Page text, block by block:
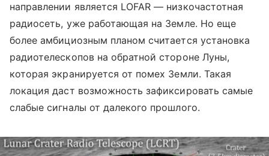
направлении является LOFAR — низкочастотная
радиосеть, уже работающая на Земле. Но еще
более амбициозным планом считается установка
радиотелескопов на обратной стороне Луны,
которая экранируется от помех Земли. Такая
локация даст возможность зафиксировать самые
слабые сигналы от далекого прошлого.